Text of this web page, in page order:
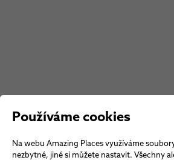
Používáme cookies
Na webu Amazing Places využíváme
nezbytné, jiné si můžete nastavit. Všechny